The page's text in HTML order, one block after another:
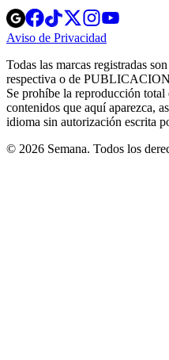
Opens
in
new
Opens
in
new
Opens
in
new
window
Opens
new
windowwindow
Aviso de Privacidad
new
window
Todas las marcas registradas
respectiva o de
Se prohíbe la reproducción
contenidos que aquí aparezca,
idioma sin autorización escrita
© 2026 Semana. Todos los